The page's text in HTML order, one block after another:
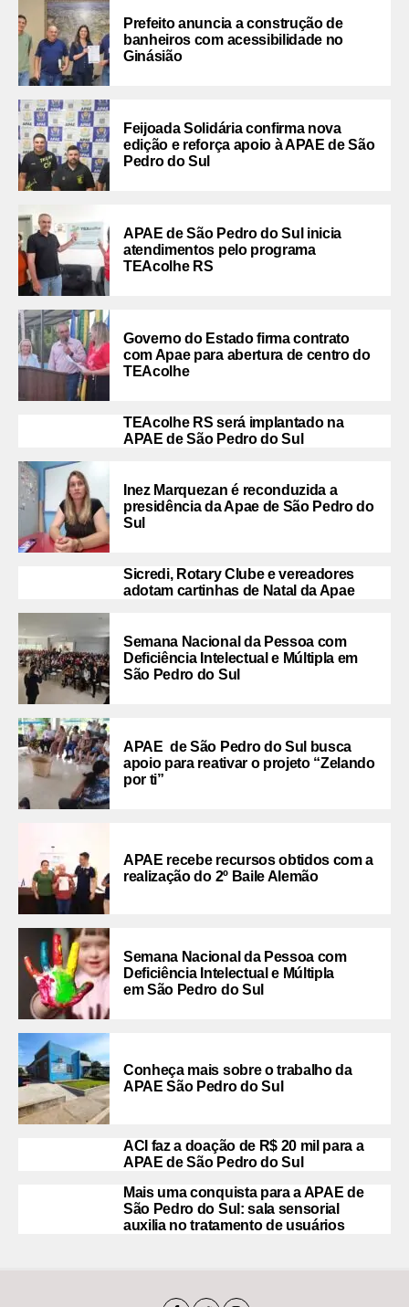
Prefeito anuncia a construção de
banheiros com acessibilidade no
Ginásião
Feijoada Solidária confirma nova
edição e reforça apoio à APAE de São
Pedro do Sul
APAE de São Pedro do Sul inicia
atendimentos pelo programa
TEAcolhe RS
Governo do Estado firma contrato
com Apae para abertura de centro do
TEAcolhe
TEAcolhe RS será implantado na
APAE de São Pedro do Sul
Inez Marquezan é reconduzida a
presidência da Apae de São Pedro do
Sul
Sicredi, Rotary Clube e vereadores
adotam cartinhas de Natal da Apae
Semana Nacional da Pessoa com
Deficiência Intelectual e Múltipla em
São Pedro do Sul
APAE de São Pedro do Sul busca
apoio para reativar o projeto “Zelando
por ti”
APAE recebe recursos obtidos com a
realização do 2º Baile Alemão
Semana Nacional da Pessoa com
Deficiência Intelectual e Múltipla
em São Pedro do Sul
Conheça mais sobre o trabalho da
APAE São Pedro do Sul
ACI faz a doação de R$ 20 mil para a
APAE de São Pedro do Sul
Mais uma conquista para a APAE de
São Pedro do Sul: sala sensorial
auxilia no tratamento de usuários